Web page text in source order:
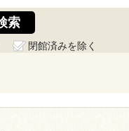
閉館済みを除く